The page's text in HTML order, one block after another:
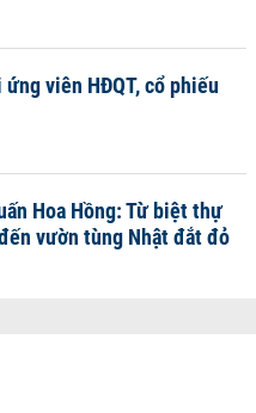
viên HĐQT, cổ phiếu
Hoa Hồng: Từ biệt thự
vườn tùng Nhật đắt đỏ